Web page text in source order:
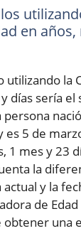
en años,
utilizando la
días sería el
es 5 de
1 mes y 23
la
y la
de Edad
una